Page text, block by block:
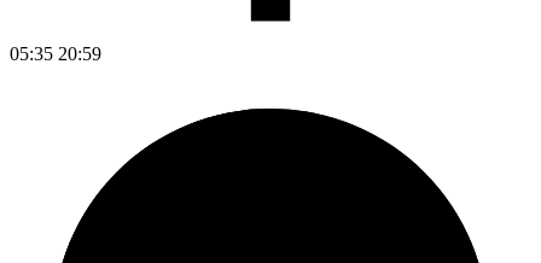
05:35 20:59